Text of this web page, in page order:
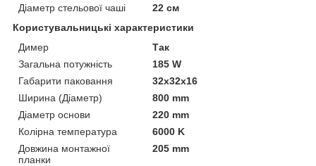
Діаметр стельової чаші
22 см
Користувальницькі характеристики
Димер
Так
Загальна потужність
185 W
Габарити паковання
32x32x16
Ширина (Діаметр)
800 mm
Діаметр основи
220 mm
Колірна температура
6000 K
Довжина монтажної
планки
205 mm